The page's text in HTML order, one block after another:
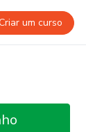
um curso